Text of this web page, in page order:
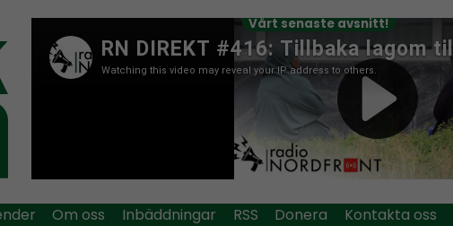
Vårt senaste avsnitt!
Om oss Inbäddningar RSS Donera Kontakta oss